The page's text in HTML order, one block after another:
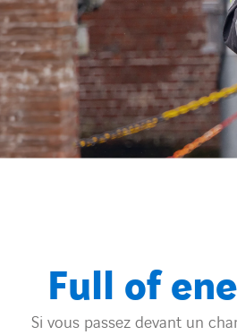
Full of
Si vous passez devant un